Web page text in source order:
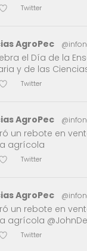
Twitter
AgroPec
el Día de la
y de las
Twitter
AgroPec
un rebote en
agrícola
Twitter
AgroPec
un rebote en
agrícola
Twitter